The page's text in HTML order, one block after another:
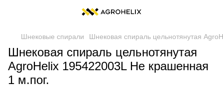
Шнековые спирали Шнековая спираль цельнотянутая
Шнековая спираль цельнотянутая
AgroHelix 195422003L Не крашенная
1 м.пог.